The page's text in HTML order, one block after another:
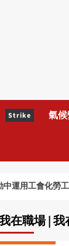
Strike 氣
會化勞工與社
在職場 |
4
5